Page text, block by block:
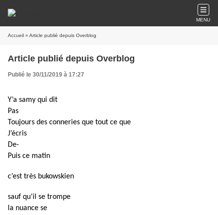
MENU
Accueil » Article publié depuis Overblog
Article publié depuis Overblog
Publié le 30/11/2019 à 17:27
Y’a samy qui dit
Pas
Toujours des conneries que tout ce que
J’écris
De-
Puis ce matin
c’est très bukowskien
sauf qu’il se trompe
la nuance se